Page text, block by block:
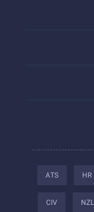
HR
ATS
NZL
CIV